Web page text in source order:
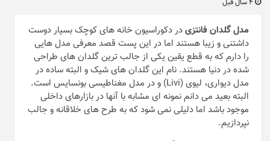
مدل گلدان فانتزیدر دکوراسیون خانه های کوچک بسیار دوست
داشتنی و زیبا هستند اما در این پست قصد معرفی مدل هایی
را دارم که به قطع یقین یکی از جالب ترین گلدان های طراحی
شده در دنیا هستند. نام این گلدان های شیک و البته ساده در
مدل دیواری، لیوی (Livi) و در مدل مغناطیسی بونسایس است.
البته بعید می دانم نمونه ای مشابه با آنها در بازارهای داخلی
موجود باشد اما دلیلی نمی شود که به طرح های خلاقانه و جالب
نپردازیم.